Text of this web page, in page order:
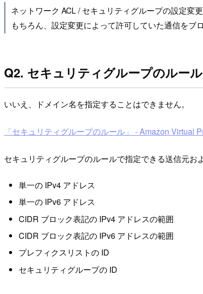
ネットワーク ACL / セキュリティグループの設定変
もちろん、設定変更によって許可していた通信をブ
Q2. セキュリティグループのルー
いいえ、ドメイン名を指定することはできません。
「セキュリティグループのルール」 - Amazon Virtual
セキュリティグループのルールで指定できる送信元お
単一の IPv4 アドレス
単一の IPv6 アドレス
CIDR ブロック表記の IPv4 アドレスの範囲
CIDR ブロック表記の IPv6 アドレスの範囲
プレフィクスリストの ID
セキュリティグループの ID